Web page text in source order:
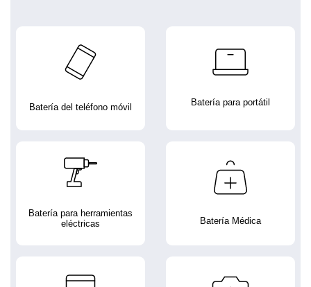
Batería del teléfono móvil Batería para portátil
Batería para herramientas
eléctricas
Batería Médica